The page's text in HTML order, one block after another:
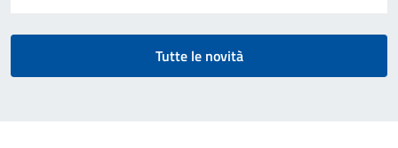
Tutte le novità